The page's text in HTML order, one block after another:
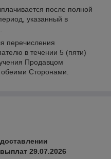
после полной
указанный в
перечисления
в течении 5 (пяти)
Продавцом
Сторонами.
29.07.2026